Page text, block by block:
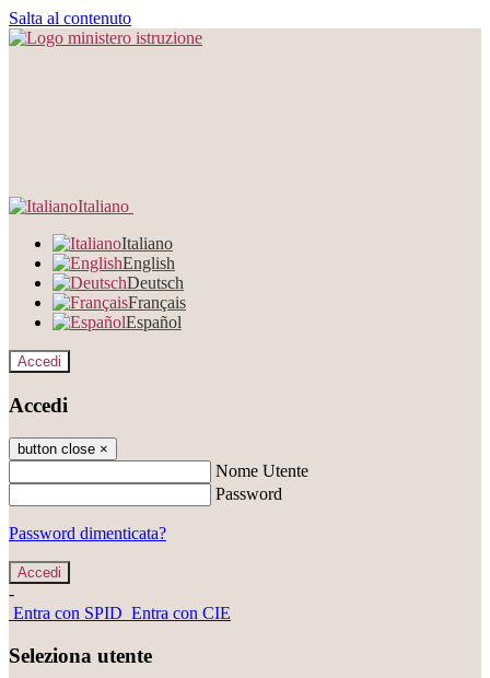
Salta al contenuto
Italiano
Italiano
English
Deutsch
Français
Español
Accedi
Accedi
button close ×
Nome Utente
Password
Password dimenticata?
-
Entra con SPID Entra con CIE
Seleziona utente